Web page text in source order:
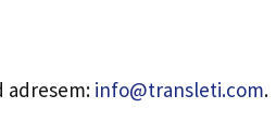
adresem: info@transleti.com.